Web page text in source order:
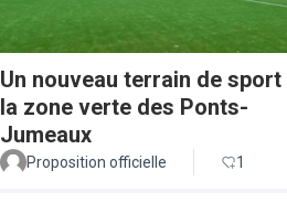
Un nouveau terrain de sport
la zone verte des Ponts-
Jumeaux
Proposition officielle 1